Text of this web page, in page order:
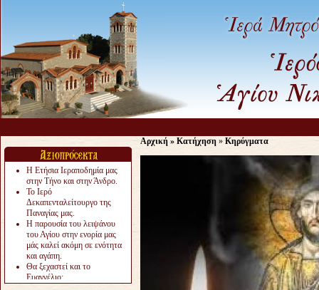
Η Ετήσια Ιεραποδημία μας
στην Τήνο και στην Άνδρο.
Το Ιερό
Δεκαπενταλείτουργο της
Παναγίας μας.
Η παρουσία του λειψάνου
του Αγίου στην ενορία μας
μάς καλεί ακόμη σε ενότητα
και αγάπη.
Θα ξεχαστεί και το
Ευαγγέλιο;
Αρχική » Κατήχηση » Κηρύγματα